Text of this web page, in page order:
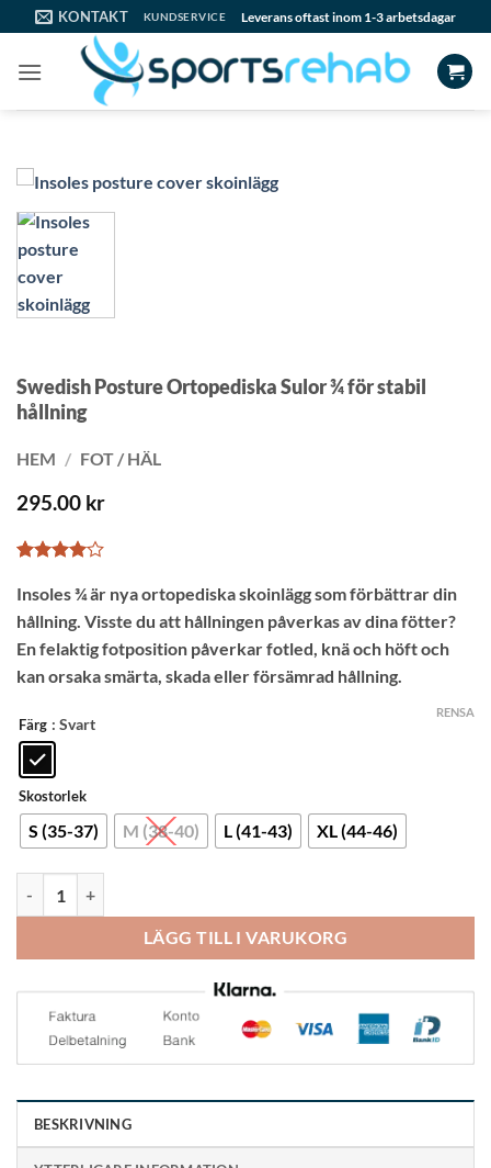
to
content
KONTAKT KUNDSERVICE Leverans oftast inom 1-3 arbetsdagar
Swedish Posture Ortopediska Sulor ¾ för stabil
hållning
HEM / FOT / HÄL
295.00 kr
4av 5
på
kundrecensioner
Insoles ¾ är nya ortopediska skoinlägg som förbättrar din
hållning. Visste du att hållningen påverkas av dina fötter?
En felaktig fotposition påverkar fotled, knä och höft och
kan orsaka smärta, skada eller försämrad hållning.
Färg : Svart
Skostorlek
S (35-37) M (38-40) L (41-43) XL (44-46)
RENSA
LÄGG TILL I VARUKORG
BESKRIVNING